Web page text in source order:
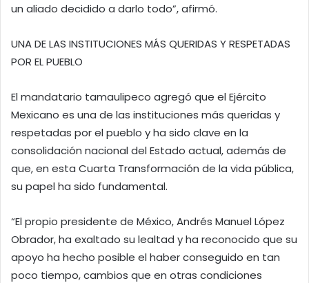
un aliado decidido a darlo todo”, afirmó.
UNA DE LAS INSTITUCIONES MÁS QUERIDAS Y RESPETADAS
POR EL PUEBLO
El mandatario tamaulipeco agregó que el Ejército
Mexicano es una de las instituciones más queridas y
respetadas por el pueblo y ha sido clave en la
consolidación nacional del Estado actual, además de
que, en esta Cuarta Transformación de la vida pública,
su papel ha sido fundamental.
“El propio presidente de México, Andrés Manuel López
Obrador, ha exaltado su lealtad y ha reconocido que su
apoyo ha hecho posible el haber conseguido en tan
poco tiempo, cambios que en otras condiciones